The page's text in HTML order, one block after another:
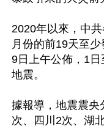
2020年以來，中
月份的前19天至
9日上午公佈，1
地震。
據報導，地震震央
次、四川2次、湖